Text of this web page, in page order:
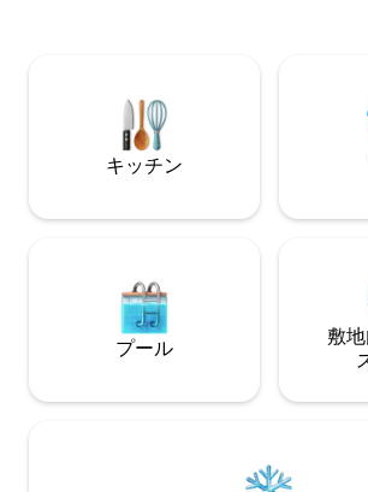
トランまで歩いて行くか、宿泊施設でく
つろぐか、近くで静かなサーフィンを楽
しむことができます。
キッチン
プール
敷